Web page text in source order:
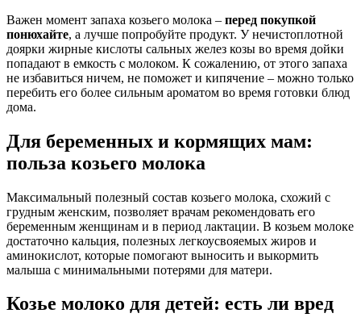
Важен момент запаха козьего молока – перед покупкой
понюхайте, а лучше попробуйте продукт. У нечистоплотной
доярки жирные кислоты сальных желез козы во время дойки
попадают в емкость с молоком. К сожалению, от этого запаха
не избавиться ничем, не поможет и кипячение – можно только
перебить его более сильным ароматом во время готовки блюд
дома.
Для беременных и кормящих мам:
польза козьего молока
Максимальный полезный состав козьего молока, схожий с
грудным женским, позволяет врачам рекомендовать его
беременным женщинам и в период лактации. В козьем молоке
достаточно кальция, полезных легкоусвояемых жиров и
аминокислот, которые помогают выносить и выкормить
малыша с минимальными потерями для матери.
Козье молоко для детей: есть ли вред